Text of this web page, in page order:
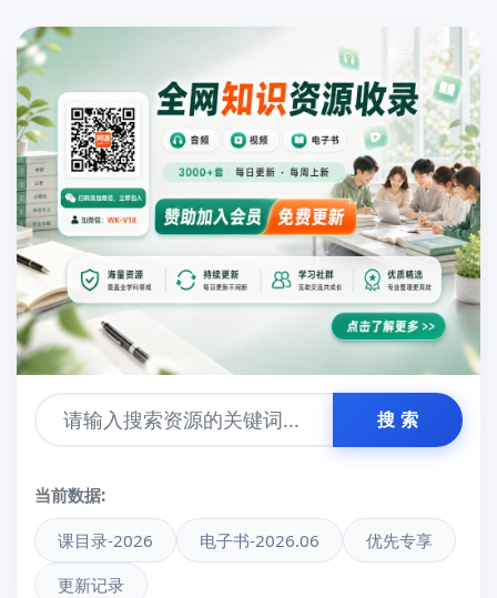
搜 索
当前数据:
课目录-2026 电子书-2026.06
优先专享
更新记录